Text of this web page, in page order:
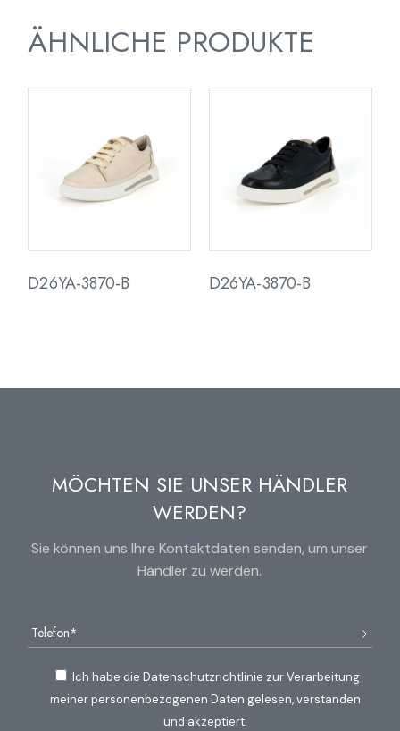
ÄHNLICHE PRODUKTE
D26YA-3870-B D26YA-3870-B
MÖCHTEN SIE UNSER HÄNDLER
WERDEN?
Sie können uns Ihre Kontaktdaten senden, um unser
Händler zu werden.
Ich habe die Datenschutzrichtlinie zur Verarbeitung
meiner personenbezogenen Daten gelesen, verstanden
und akzeptiert.